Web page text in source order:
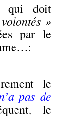
qui doit
»
par le
le
pas de
le